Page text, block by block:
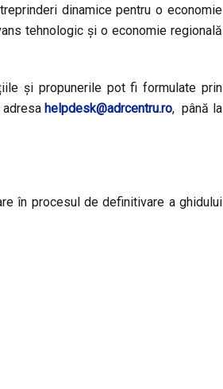
dinamice pentru o economie
tehnologic și o economie regională
și propunerile pot fi formulate prin
adresahelpdesk@adrcentru.ro, până la
în procesul de definitivare a ghidului